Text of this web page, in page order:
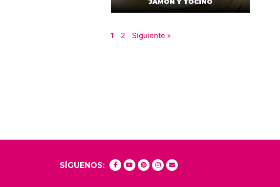
1 2 Siguiente »
SÍGUENOS: